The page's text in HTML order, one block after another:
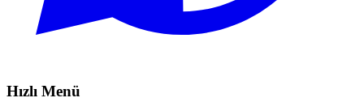
Hızlı Menü